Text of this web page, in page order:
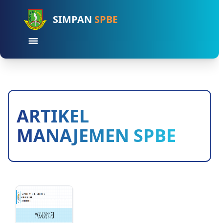
SIMPAN SPBE
ARTIKEL
MANAJEMEN SPBE